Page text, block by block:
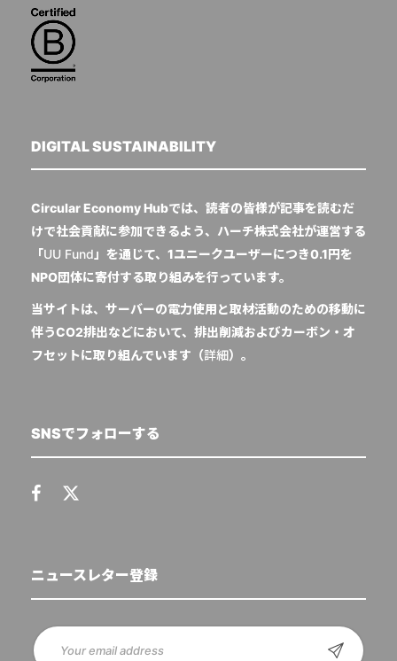
DIGITAL SUSTAINABILITY
Circular Economy Hubでは、読者の皆様が記事を読むだ
けで社会貢献に参加できるよう、ハーチ株式会社が運営する
「UU Fund 」を通じて、1ユニークユーザーにつき0.1円を
NPO団体に寄付する取り組みを行っています。
当サイトは、サーバーの電力使用と取材活動のための移動に
伴うCO2排出などにおいて、排出削減およびカーボン・オ
フセットに取り組んでいます（詳細）。
SNSでフォローする
ニュースレター登録